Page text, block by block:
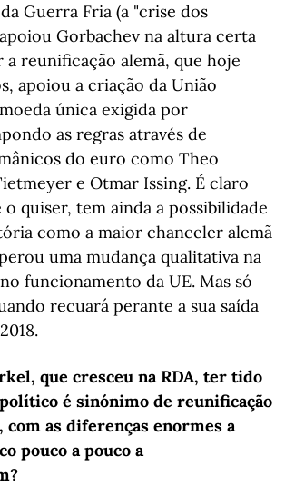
Guerra Fria (a "crise dos
Gorbachev na altura certa
a reunificação alemã, que hoje
apoiou a criação da União
única exigida por
as regras através de
do euro como Theo
e Otmar Issing. É claro
quiser, tem ainda a possibilidade
como a maior chanceler alemã
uma mudança qualitativa na
funcionamento da UE. Mas só
recuará perante a sua saída
que cresceu na RDA, ter tido
é sinónimo de reunificação
com as diferenças enormes a
pouco a pouco a